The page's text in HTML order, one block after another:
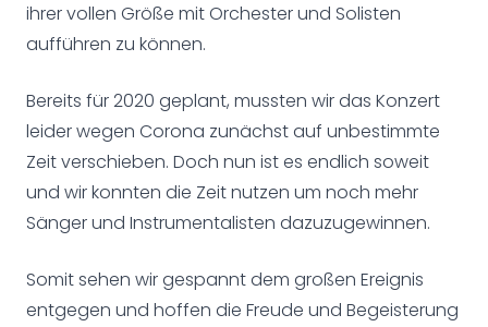
ihrer vollen Größe mit Orchester und Solisten
aufführen zu können.
Bereits für 2020 geplant, mussten wir das Konzert
leider wegen Corona zunächst auf unbestimmte
Zeit verschieben. Doch nun ist es endlich soweit
und wir konnten die Zeit nutzen um noch mehr
Sänger und Instrumentalisten dazuzugewinnen.
Somit sehen wir gespannt dem großen Ereignis
entgegen und hoffen die Freude und Begeisterung